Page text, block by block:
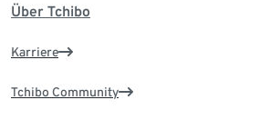
Über Tchibo
Karriere
Tchibo Community